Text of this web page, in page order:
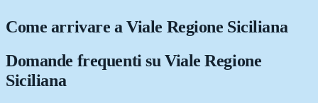
Come arrivare aViale Regione Siciliana
Domande frequenti su Viale Regione
Siciliana